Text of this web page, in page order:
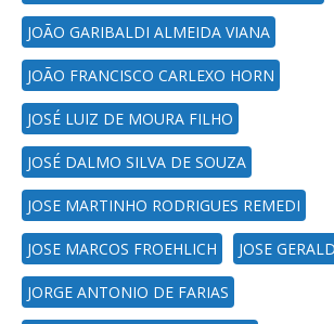
JOÃO GARIBALDI ALMEIDA VIANA
JOÃO FRANCISCO CARLEXO HORN
JOSÉ LUIZ DE MOURA FILHO
JOSÉ DALMO SILVA DE SOUZA
JOSE MARTINHO RODRIGUES REMEDI
JOSE MARCOS FROEHLICH JOSE
JORGE ANTONIO DE FARIAS